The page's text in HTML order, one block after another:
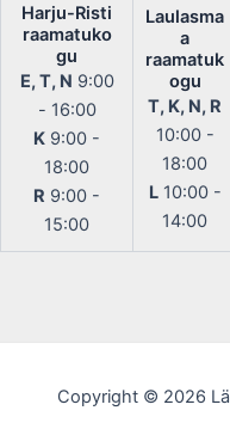
Harju-Risti
raamatuko
gu
E, T, N 9:00
- 16:00
K 9:00 -
18:00
R 9:00 -
15:00
Laulasma
a
raamatuk
ogu
T, K, N, R
10:00 -
18:00
L10:00 -
14:00
Copyright © 2026